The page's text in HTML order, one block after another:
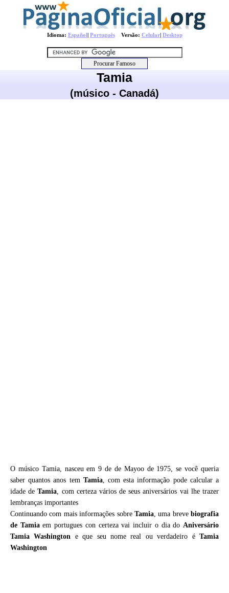
Idioma: Español| PortuguêsVersão: Celular| Desktop
Tamia
(músico - Canadá)
O músico Tamia, nasceu em 9 de de Mayoo de 1975, se você queria
saber quantos anos tem Tamia, com esta informação pode calcular a
idade deTamia, com certeza vários de seus aniversários vai lhe trazer
lembranças importantes
Continuando com mais informações sobre Tamia, uma breve biografia
de Tamiaem portugues con certeza vai incluir o dia doAniversário
Tamia Washington e que seu nome real ou verdadeiro éTamia
Washington